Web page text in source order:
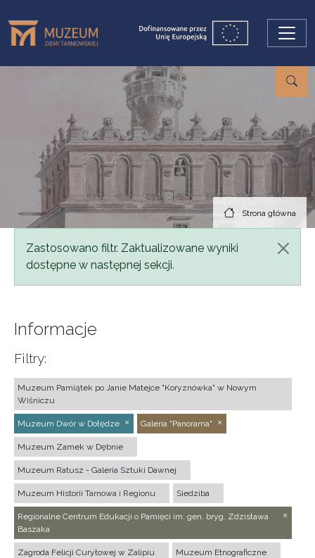
Strona główna
Komunikat
Zastosowano filtr. Zaktualizowane wyniki
dostępne w następnej sekcji.
Informacje
Filtry:
Muzeum Pamiątek po Janie Matejce "Koryznówka" w Nowym
Wiśniczu
Muzeum Dwór w Dołędze Galeria "Panorama"
Muzeum Zamek w Dębnie
Muzeum Ratusz - Galeria Sztuki Dawnej
Muzeum Historii Tarnowa i Regionu Siedziba
Regionalne Centrum Edukacji o Pamięci im. gen. bryg. Zdzisława
Baszaka
Zagroda Felicji Curyłowej w Zalipiu Muzeum Etnograficzne